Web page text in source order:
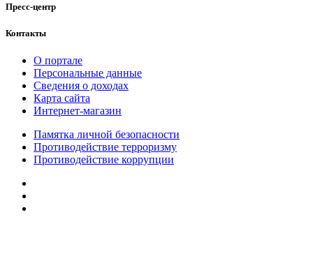
Пресс-центр
Контакты
О портале
Персональные данные
Сведения о доходах
Карта сайта
Интернет-магазин
Памятка личной безопасности
Противодействие терроризму
Противодействие коррупции